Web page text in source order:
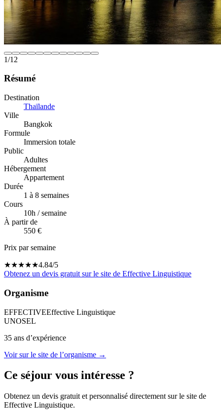
1/12
Résumé
Destination
Thaïlande
Ville
Bangkok
Formule
Immersion totale
Public
Adultes
Hébergement
Appartement
Durée
1 à 8 semaines
Cours
10h / semaine
À partir de
550 €
Prix par semaine
★★★★★4.84/5
Obtenez un devis gratuit sur le site de Effective Linguistique
Organisme
EFFECTIVEEffective Linguistique
UNOSEL
35 ans d’expérience
Voir sur le site de l’organisme →
Ce séjour vous intéresse ?
Obtenez un devis gratuit et personnalisé directement sur le site de
Effective Linguistique.